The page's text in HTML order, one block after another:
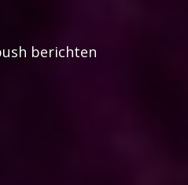
berichten